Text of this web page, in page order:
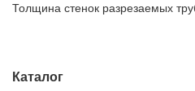
Толщина стенок разрезаемых
Каталог